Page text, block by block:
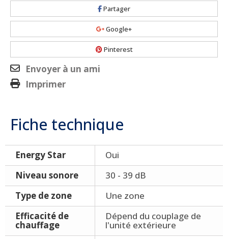
Partager
Google+
Pinterest
Envoyer à un ami
Imprimer
Fiche technique
Energy Star
Oui
Niveau sonore
30 - 39 dB
Type de zone
Une zone
Efficacité de
chauffage
Dépend du couplage de
l'unité extérieure